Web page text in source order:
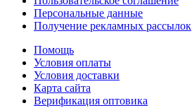
Персональные данные
Получение рекламных рассылок
Помощь
Условия оплаты
Условия доставки
Карта сайта
Верификация оптовика